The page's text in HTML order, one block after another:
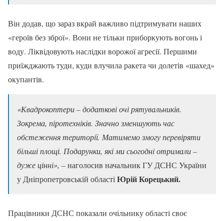
Він додав, що зараз вкрай важливо підтримувати наших
«героїв без зброї». Вони не тільки приборкують вогонь і
воду. Ліквідовують наслідки ворожої агресії. Першими
приїжджають туди, куди влучила ракета чи долетів «шахед»
окупантів.
«Квадрокоптери – додаткові очі рятувальників.
Зокрема, піротехніків. Значно зменшують час
обстеження території. Матимемо змогу перевіряти
більші площі. Подарунки, які ми сьогодні отримали –
дуже цінні», –наголосив начальник ГУ ДСНС України
у Дніпропетровській областіЮрій Корецький.
Працівники ДСНС показали очільнику області своє